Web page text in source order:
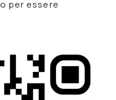
per essere